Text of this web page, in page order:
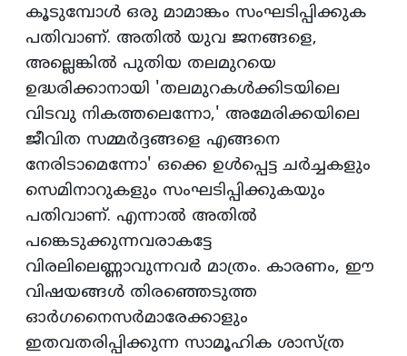
കൂടുമ്പോള്‍ ഒരു മാമാങ്കം സംഘടിപ്പിക്കുക
പതിവാണ്‌. അതില്‍ യുവ ജനങ്ങളെ,
അല്ലെങ്കില്‍ പുതിയ തലമുറയെ
ഉദ്ധരിക്കാനായി 'തലമുറകള്‍ക്കിടയിലെ
വിടവു നികത്തലെന്നോ,' അമേരിക്കയിലെ
ജീവിത സമ്മര്‍ദ്ദങ്ങളെ എങ്ങനെ
നേരിടാമെന്നോ' ഒക്കെ ഉള്‍പ്പെട്ട ചര്‍ച്ചകളും
സെമിനാറുകളും സംഘടിപ്പിക്കുകയും
പതിവാണ്‌. എന്നാല്‍ അതില്‍
പങ്കെടുക്കുന്നവരാകട്ടേ
വിരലിലെണ്ണാവുന്നവര്‍ മാത്രം. കാരണം, ഈ
വിഷയങ്ങള്‍ തിരഞ്ഞെടുത്ത
ഓര്‍ഗനൈസര്‍മാരേക്കാളും
ഇതവതരിപ്പിക്കുന്ന സാമൂഹിക ശാസ്‌ത്ര